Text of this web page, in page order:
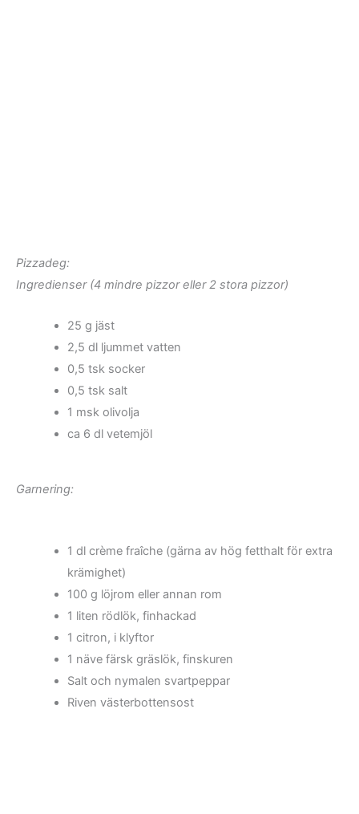
Pizzadeg:
Ingredienser (4 mindre pizzor eller 2 stora pizzor)
25 g jäst
2,5 dl ljummet vatten
0,5 tsk socker
0,5 tsk salt
1 msk olivolja
ca 6 dl vetemjöl
Garnering:
1 dl crème fraîche (gärna av hög fetthalt för extra
krämighet)
100 g löjrom eller annan rom
1 liten rödlök, finhackad
1 citron, i klyftor
1 näve färsk gräslök, finskuren
Salt och nymalen svartpeppar
Riven västerbottensost